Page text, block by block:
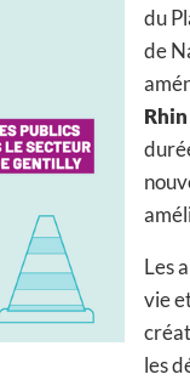
du
de
Les
vie
les